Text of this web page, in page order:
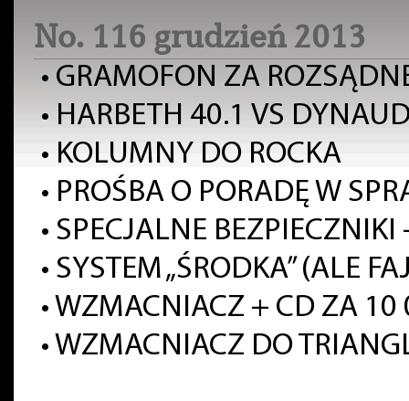
No. 116 grudzień 2013
• GRAMOFON ZA
• HARBETH 40.1 VS
• KOLUMNY DO ROCKA
• PROŚBA O PORADĘ W
• SPECJALNE
• SYSTEM „ŚRODKA” (ALE
• WZMACNIACZ + CD ZA 10
• WZMACNIACZ DO